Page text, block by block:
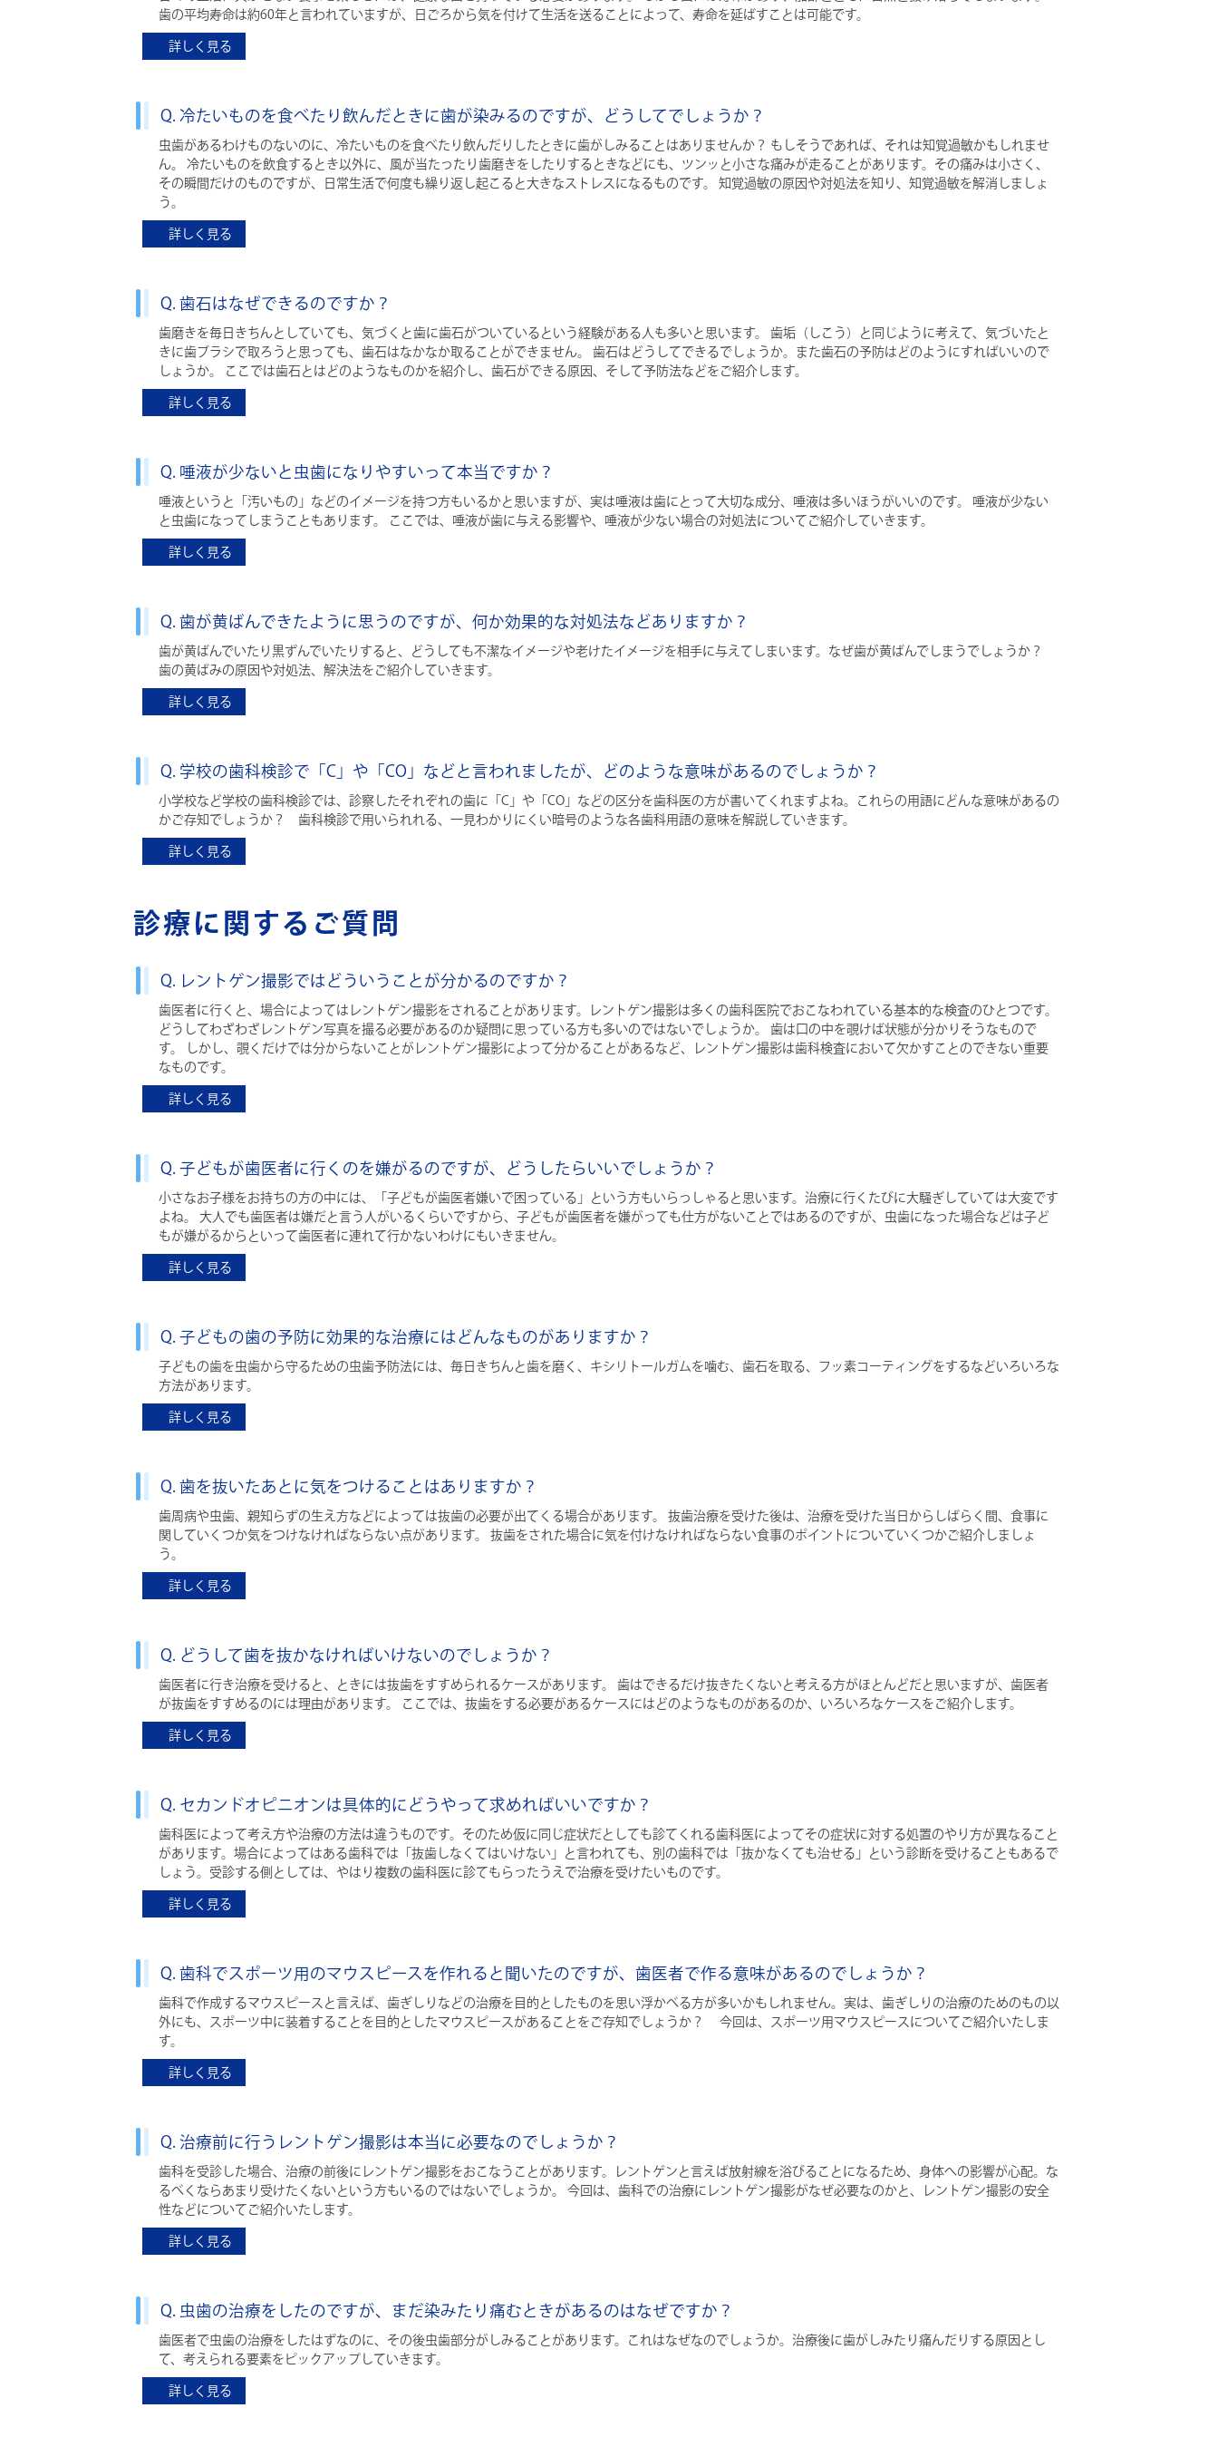
歯の平均寿命は約60年と言われていますが、日ごろから気を付けて生活を送ることによって、寿命を延ばすことは可能です。
詳しく見る
Q. 冷たいものを食べたり飲んだときに歯が染みるのですが、どうしてでしょうか？
虫歯があるわけものないのに、冷たいものを食べたり飲んだりしたときに歯がしみることはありませんか？ もしそうであれば、それは知覚過敏かもしれませ
ん。 冷たいものを飲食するとき以外に、風が当たったり歯磨きをしたりするときなどにも、ツンッと小さな痛みが走ることがあります。その痛みは小さく、
その瞬間だけのものですが、日常生活で何度も繰り返し起こると大きなストレスになるものです。 知覚過敏の原因や対処法を知り、知覚過敏を解消しましょ
う。
詳しく見る
Q. 歯石はなぜできるのですか？
歯磨きを毎日きちんとしていても、気づくと歯に歯石がついているという経験がある人も多いと思います。 歯垢（しこう）と同じように考えて、気づいたと
きに歯ブラシで取ろうと思っても、歯石はなかなか取ることができません。 歯石はどうしてできるでしょうか。また歯石の予防はどのようにすればいいので
しょうか。 ここでは歯石とはどのようなものかを紹介し、歯石ができる原因、そして予防法などをご紹介します。
詳しく見る
Q. 唾液が少ないと虫歯になりやすいって本当ですか？
唾液というと「汚いもの」などのイメージを持つ方もいるかと思いますが、実は唾液は歯にとって大切な成分、唾液は多いほうがいいのです。 唾液が少ない
と虫歯になってしまうこともあります。 ここでは、唾液が歯に与える影響や、唾液が少ない場合の対処法についてご紹介していきます。
詳しく見る
Q. 歯が黄ばんできたように思うのですが、何か効果的な対処法などありますか？
歯が黄ばんでいたり黒ずんでいたりすると、どうしても不潔なイメージや老けたイメージを相手に与えてしまいます。なぜ歯が黄ばんでしまうでしょうか？
歯の黄ばみの原因や対処法、解決法をご紹介していきます。
詳しく見る
Q. 学校の歯科検診で「C」や「CO」などと言われましたが、どのような意味があるのでしょうか？
小学校など学校の歯科検診では、診察したそれぞれの歯に「C」や「CO」などの区分を歯科医の方が書いてくれますよね。これらの用語にどんな意味があるの
かご存知でしょうか？ 歯科検診で用いられれる、一見わかりにくい暗号のような各歯科用語の意味を解説していきます。
詳しく見る
診療に関するご質問
Q. レントゲン撮影ではどういうことが分かるのですか？
歯医者に行くと、場合によってはレントゲン撮影をされることがあります。レントゲン撮影は多くの歯科医院でおこなわれている基本的な検査のひとつです。
どうしてわざわざレントゲン写真を撮る必要があるのか疑問に思っている方も多いのではないでしょうか。 歯は口の中を覗けば状態が分かりそうなもので
す。 しかし、覗くだけでは分からないことがレントゲン撮影によって分かることがあるなど、レントゲン撮影は歯科検査において欠かすことのできない重要
なものです。
詳しく見る
Q. 子どもが歯医者に行くのを嫌がるのですが、どうしたらいいでしょうか？
小さなお子様をお持ちの方の中には、「子どもが歯医者嫌いで困っている」という方もいらっしゃると思います。治療に行くたびに大騒ぎしていては大変です
よね。 大人でも歯医者は嫌だと言う人がいるくらいですから、子どもが歯医者を嫌がっても仕方がないことではあるのですが、虫歯になった場合などは子ど
もが嫌がるからといって歯医者に連れて行かないわけにもいきません。
詳しく見る
Q. 子どもの歯の予防に効果的な治療にはどんなものがありますか？
子どもの歯を虫歯から守るための虫歯予防法には、毎日きちんと歯を磨く、キシリトールガムを噛む、歯石を取る、フッ素コーティングをするなどいろいろな
方法があります。
詳しく見る
Q. 歯を抜いたあとに気をつけることはありますか？
歯周病や虫歯、親知らずの生え方などによっては抜歯の必要が出てくる場合があります。 抜歯治療を受けた後は、治療を受けた当日からしばらく間、食事に
関していくつか気をつけなければならない点があります。 抜歯をされた場合に気を付けなければならない食事のポイントについていくつかご紹介しましょ
う。
詳しく見る
Q. どうして歯を抜かなければいけないのでしょうか？
歯医者に行き治療を受けると、ときには抜歯をすすめられるケースがあります。 歯はできるだけ抜きたくないと考える方がほとんどだと思いますが、歯医者
が抜歯をすすめるのには理由があります。 ここでは、抜歯をする必要があるケースにはどのようなものがあるのか、いろいろなケースをご紹介します。
詳しく見る
Q. セカンドオピニオンは具体的にどうやって求めればいいですか？
歯科医によって考え方や治療の方法は違うものです。そのため仮に同じ症状だとしても診てくれる歯科医によってその症状に対する処置のやり方が異なること
があります。場合によってはある歯科では「抜歯しなくてはいけない」と言われても、別の歯科では「抜かなくても治せる」という診断を受けることもあるで
しょう。受診する側としては、やはり複数の歯科医に診てもらったうえで治療を受けたいものです。
詳しく見る
Q. 歯科でスポーツ用のマウスピースを作れると聞いたのですが、歯医者で作る意味があるのでしょうか？
歯科で作成するマウスピースと言えば、歯ぎしりなどの治療を目的としたものを思い浮かべる方が多いかもしれません。実は、歯ぎしりの治療のためのもの以
外にも、スポーツ中に装着することを目的としたマウスピースがあることをご存知でしょうか？ 今回は、スポーツ用マウスピースについてご紹介いたしま
す。
詳しく見る
Q. 治療前に行うレントゲン撮影は本当に必要なのでしょうか？
歯科を受診した場合、治療の前後にレントゲン撮影をおこなうことがあります。レントゲンと言えば放射線を浴びることになるため、身体への影響が心配。な
るべくならあまり受けたくないという方もいるのではないでしょうか。 今回は、歯科での治療にレントゲン撮影がなぜ必要なのかと、レントゲン撮影の安全
性などについてご紹介いたします。
詳しく見る
Q. 虫歯の治療をしたのですが、まだ染みたり痛むときがあるのはなぜですか？
歯医者で虫歯の治療をしたはずなのに、その後虫歯部分がしみることがあります。これはなぜなのでしょうか。治療後に歯がしみたり痛んだりする原因とし
て、考えられる要素をピックアップしていきます。
詳しく見る